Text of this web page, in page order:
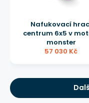
Nafukovací
centrum 6x5 v
monster
57 030 Kč